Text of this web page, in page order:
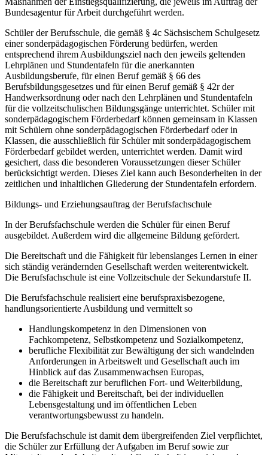
Bundesagentur für Arbeit durchgeführt werden.
Schüler der Berufsschule, die gemäß § 4c Sächsischem Schulgesetz
einer sonderpädagogischen Förderung bedürfen, werden
entsprechend ihrem Ausbildungsziel nach den jeweils geltenden
Lehrplänen und Stundentafeln für die anerkannten
Ausbildungsberufe, für einen Beruf gemäß § 66 des
Berufsbildungsgesetzes und für einen Beruf gemäß § 42r der
Handwerksordnung oder nach den Lehrplänen und Stundentafeln
für die vollzeitschulischen Bildungsgänge unterrichtet. Schüler mit
sonderpädagogischem Förderbedarf können gemeinsam in Klassen
mit Schülern ohne sonderpädagogischen Förderbedarf oder in
Klassen, die ausschließlich für Schüler mit sonderpädagogischem
Förderbedarf gebildet werden, unterrichtet werden. Damit wird
gesichert, dass die besonderen Voraussetzungen dieser Schüler
berücksichtigt werden. Dieses Ziel kann auch Besonderheiten in der
zeitlichen und inhaltlichen Gliederung der Stundentafeln erfordern.
Bildungs- und Erziehungsauftrag der Berufsfachschule
In der Berufsfachschule werden die Schüler für einen Beruf
ausgebildet. Außerdem wird die allgemeine Bildung gefördert.
Die Bereitschaft und die Fähigkeit für lebenslanges Lernen in einer
sich ständig verändernden Gesellschaft werden weiterentwickelt.
Die Berufsfachschule ist eine Vollzeitschule der Sekundarstufe II.
Die Berufsfachschule realisiert eine berufspraxisbezogene,
handlungsorientierte Ausbildung und vermittelt so
Handlungskompetenz in den Dimensionen von
Fachkompetenz, Selbstkompetenz und Sozialkompetenz,
berufliche Flexibilität zur Bewältigung der sich wandelnden
Anforderungen in Arbeitswelt und Gesellschaft auch im
Hinblick auf das Zusammenwachsen Europas,
die Bereitschaft zur beruflichen Fort- und Weiterbildung,
die Fähigkeit und Bereitschaft, bei der individuellen
Lebensgestaltung und im öffentlichen Leben
verantwortungsbewusst zu handeln.
Die Berufsfachschule ist damit dem übergreifenden Ziel verpflichtet,
die Schüler zur Erfüllung der Aufgaben im Beruf sowie zur